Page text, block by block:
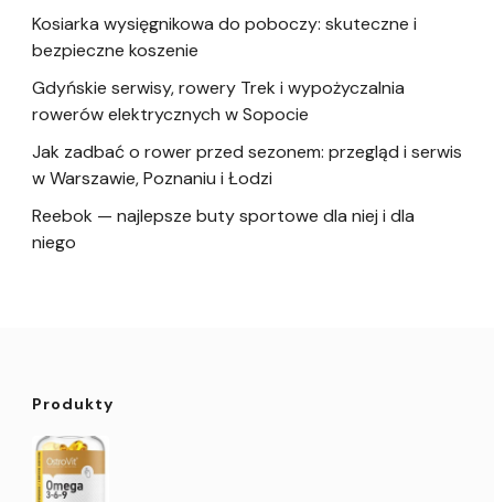
Kosiarka wysięgnikowa do poboczy: skuteczne i
bezpieczne koszenie
Gdyńskie serwisy, rowery Trek i wypożyczalnia
rowerów elektrycznych w Sopocie
Jak zadbać o rower przed sezonem: przegląd i serwis
w Warszawie, Poznaniu i Łodzi
Reebok — najlepsze buty sportowe dla niej i dla
niego
Produkty